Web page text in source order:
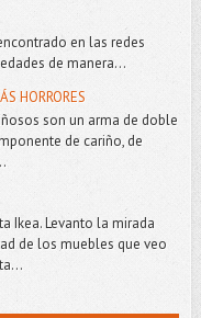
en las redes
de manera...
HORRORES
son un arma de doble
de cariño, de
Ikea. Levanto la mirada
de los muebles que veo